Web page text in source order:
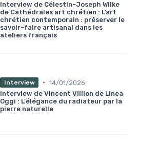
Interview de Célestin-Joseph Wilke
de Cathédrales art chrétien : L’art
chrétien contemporain : préserver le
savoir-faire artisanal dans les
ateliers français
Interview • 14/01/2026
Interview de Vincent Villion de Linea
Oggi : L'élégance du radiateur par la
pierre naturelle